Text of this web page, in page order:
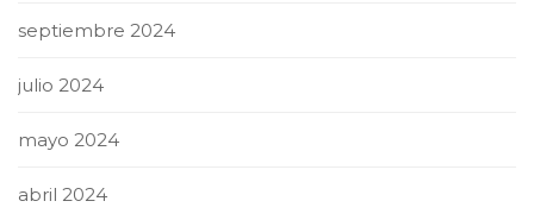
septiembre 2024
julio 2024
mayo 2024
abril 2024